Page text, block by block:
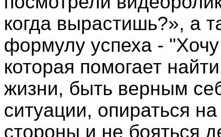
когда вырастишь?», а
формулу успеха -
которая помогает
жизни, быть верным
ситуации, опираться
стороны и не бояться